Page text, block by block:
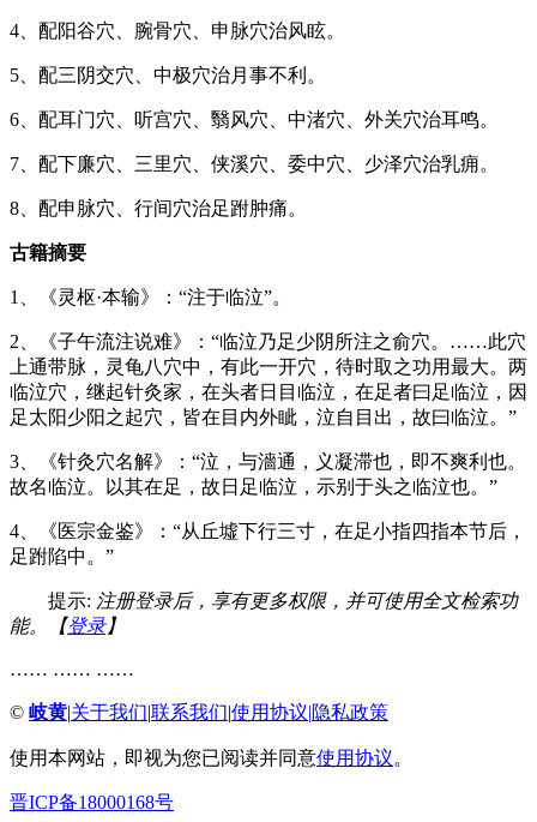
4、配阳谷穴、腕骨穴、申脉穴治风眩。
5、配三阴交穴、中极穴治月事不利。
6、配耳门穴、听宫穴、翳风穴、中渚穴、外关穴治耳鸣。
7、配下廉穴、三里穴、侠溪穴、委中穴、少泽穴治乳痈。
8、配申脉穴、行间穴治足跗肿痛。
古籍摘要
1、《灵枢·本输》：“注于临泣”。
2、《子午流注说难》：“临泣乃足少阴所注之俞穴。……此穴
上通带脉，灵龟八穴中，有此一开穴，待时取之功用最大。两
临泣穴，继起针灸家，在头者日目临泣，在足者曰足临泣，因
足太阳少阳之起穴，皆在目内外眦，泣自目出，故曰临泣。”
3、《针灸穴名解》：“泣，与濇通，义凝滞也，即不爽利也。
故名临泣。以其在足，故日足临泣，示别于头之临泣也。”
4、《医宗金鉴》：“从丘墟下行三寸，在足小指四指本节后，
足跗陷中。”
提示: 注册登录后，享有更多权限，并可使用全文检索功
能。【登录】
…… …… ……
© 岐黄|关于我们|联系我们|使用协议|隐私政策
使用本网站，即视为您已阅读并同意使用协议。
晋ICP备18000168号